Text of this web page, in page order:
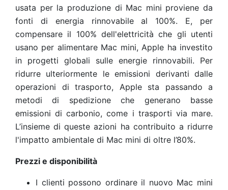
usata per la produzione di Mac mini proviene da
fonti di energia rinnovabile al 100%. E, per
compensare il 100% dell'elettricità che gli utenti
usano per alimentare Mac mini, Apple ha investito
in progetti globali sulle energie rinnovabili. Per
ridurre ulteriormente le emissioni derivanti dalle
operazioni di trasporto, Apple sta passando a
metodi di spedizione che generano basse
emissioni di carbonio, come i trasporti via mare.
L’insieme di queste azioni ha contribuito a ridurre
l'impatto ambientale di Mac mini di oltre l’80%.
Prezzi e disponibilità
I clienti possono ordinare il nuovo Mac mini